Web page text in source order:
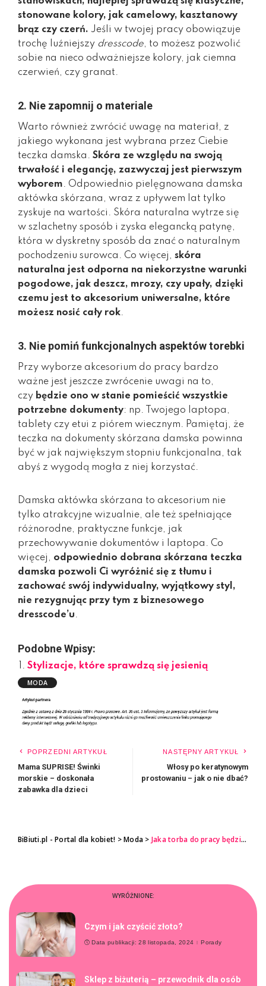
stonowane kolory, jak camelowy, kasztanowy
brąz czy czerń. Jeśli w twojej pracy obowiązuje
trochę luźniejszy dresscode, to możesz pozwolić
sobie na nieco odważniejsze kolory, jak ciemna
czerwień, czy granat.
2. Nie zapomnij o materiale
Warto również zwrócić uwagę na materiał, z
jakiego wykonana jest wybrana przez Ciebie
teczka damska. Skóra ze względu na swoją
trwałość i elegancję, zazwyczaj jest pierwszym
wyborem. Odpowiednio pielęgnowana damska
aktówka skórzana, wraz z upływem lat tylko
zyskuje na wartości. Skóra naturalna wytrze się
w szlachetny sposób i zyska elegancką patynę,
która w dyskretny sposób da znać o naturalnym
pochodzeniu surowca. Co więcej, skóra
naturalna jest odporna na niekorzystne warunki
pogodowe, jak deszcz, mrozy, czy upały, dzięki
czemu jest to akcesorium uniwersalne, które
możesz nosić cały rok.
3. Nie pomiń funkcjonalnych aspektów torebki
Przy wyborze akcesorium do pracy bardzo
ważne jest jeszcze zwrócenie uwagi na to,
czy będzie ono w stanie pomieścić wszystkie
potrzebne dokumenty: np. Twojego laptopa,
tablety czy etui z piórem wiecznym. Pamiętaj, że
teczka na dokumenty skórzana damska powinna
być w jak największym stopniu funkcjonalna, tak
abyś z wygodą mogła z niej korzystać.
Damska aktówka skórzana to akcesorium nie
tylko atrakcyjne wizualnie, ale też spełniające
różnorodne, praktyczne funkcje, jak
przechowywanie dokumentów i laptopa. Co
więcej, odpowiednio dobrana skórzana teczka
damska pozwoli Ci wyróżnić się z tłumu i
zachować swój indywidualny, wyjątkowy styl,
nie rezygnując przy tym z biznesowego
dresscode’u.
Podobne Wpisy:
Stylizacje, które sprawdzą się jesienią
MODA
POPRZEDNI ARTYKUŁ
Mama SUPRISE! Świnki
morskie – doskonała
zabawka dla dzieci
NASTĘPNY ARTYKUŁ
Włosy po keratynowym
prostowaniu – jak o nie dbać?
BiBiuti.pl - Portal dla kobiet! >Moda > Jaka torba do pracy będzie najlepsza dla kobiety biznesu?
WYRÓŻNIONE:
Czym i jak czyścić złoto?
Data publikacji: 28 listopada, 2024 Porady
Sklep z biżuterią – przewodnik dla osób